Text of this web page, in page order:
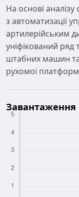
На основі
з автоматизації
артилерійським
уніфікований ряд
штабних машин
рухомої
Завантаження